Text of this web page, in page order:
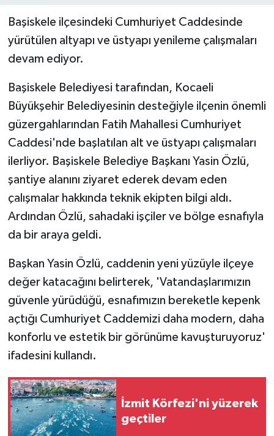
Başiskele ilçesindeki Cumhuriyet Caddesinde
yürütülen altyapı ve üstyapı yenileme çalışmaları
devam ediyor.
Başiskele Belediyesi tarafından, Kocaeli
Büyükşehir Belediyesinin desteğiyle ilçenin önemli
güzergahlarından Fatih Mahallesi Cumhuriyet
Caddesi'nde başlatılan alt ve üstyapı çalışmaları
ilerliyor. Başiskele Belediye Başkanı Yasin Özlü,
şantiye alanını ziyaret ederek devam eden
çalışmalar hakkında teknik ekipten bilgi aldı.
Ardından Özlü, sahadaki işçiler ve bölge esnafıyla
da bir araya geldi.
Başkan Yasin Özlü, caddenin yeni yüzüyle ilçeye
değer katacağını belirterek, 'Vatandaşlarımızın
güvenle yürüdüğü, esnafımızın bereketle kepenk
açtığı Cumhuriyet Caddemizi daha modern, daha
konforlu ve estetik bir görünüme kavuşturuyoruz'
ifadesini kullandı.
İzmit Körfezi'ni yüzerek
geçtiler